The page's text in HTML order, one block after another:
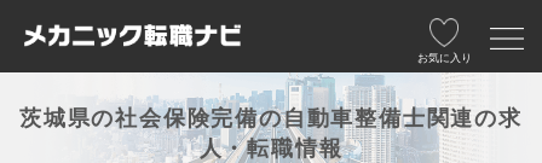
お気に入り
茨城県の社会保険完備の自動車整備士関連の求
人・転職情報